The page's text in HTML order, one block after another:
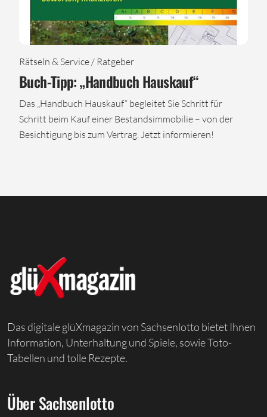
Rätseln & Service / Ratgeber
Buch-Tipp: „Handbuch Hauskauf“
Das „Handbuch Hauskauf“ begleitet Sie Schritt für
Schritt beim Kauf einer Bestandsimmobilie – von der
Besichtigung bis zum Vertrag. Jetzt informieren!
Das digitale glüXmagazin von Sachsenlotto bietet Ihnen
Information, Unterhaltung und Spiele, sowie Toto-
Tabellen und tolle Rezepte.
Über Sachsenlotto